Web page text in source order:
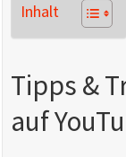
Inhalt
Tipps &
auf